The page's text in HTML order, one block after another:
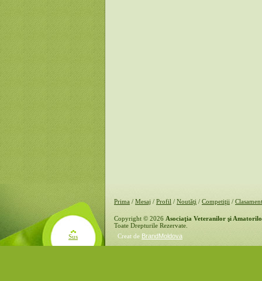
Sus
Prima / Mesaj / Profil / Noutăţi / Competiţii /
Copyright © 2026 Asociaţia Veteranilor şi
Toate Drepturile Rezervate.
Creat de BrandMoldova